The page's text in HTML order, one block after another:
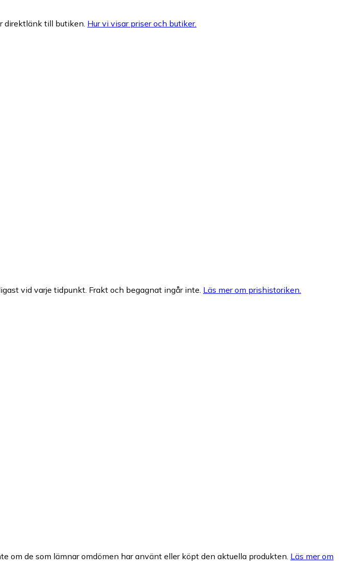
direktlänk till butiken. Hur vi visar priser och butiker.
vid varje tidpunkt. Frakt och begagnat ingår inte. Läs mer om prishistoriken.
om de som lämnar omdömen har använt eller köpt den aktuella produkten. Läs mer om